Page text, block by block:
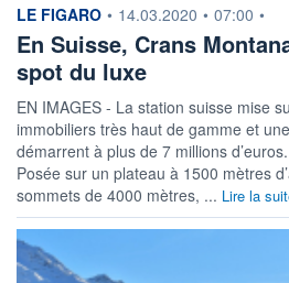
information fournie par
LE FIGARO • 14.03.2020 • 07:00 •
En Suisse, Crans
spot du luxe
EN IMAGES - La station suisse mise
immobiliers très haut de gamme et
démarrent à plus de 7 millions
Posée sur un plateau à 1500 mètres
sommets de 4000 mètres, ... Lire la